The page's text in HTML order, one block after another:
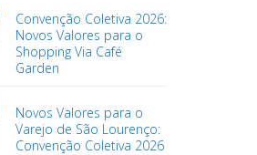
Convenção Coletiva 2026:
Novos Valores para o
Shopping Via Café
Garden
Novos Valores para o
Varejo de São Lourenço:
Convenção Coletiva 2026